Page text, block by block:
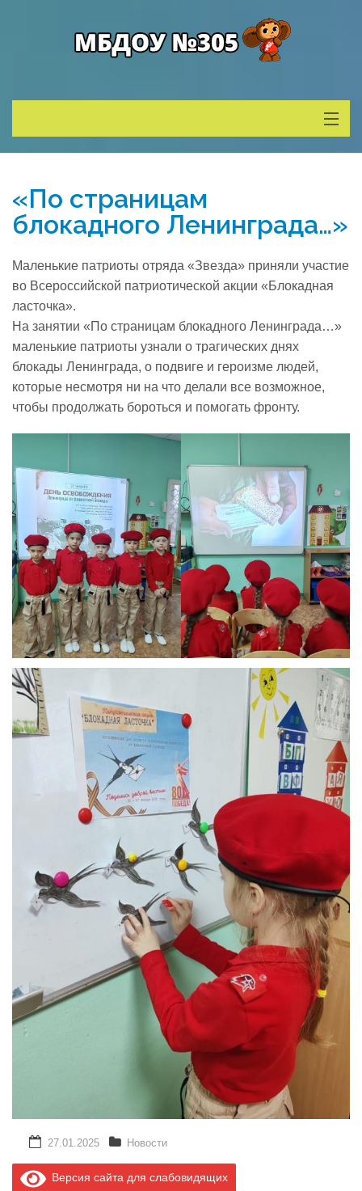
Деятельность
Учитель года
Противодействие коррупции
Реализация соц заказа
«По страницам
блокадного Ленинграда…»
Маленькие патриоты отряда «Звезда» приняли участие
во Всероссийской патриотической акции «Блокадная
ласточка».
На занятии «По страницам блокадного Ленинграда…»
маленькие патриоты узнали о трагических днях
блокады Ленинграда, о подвиге и героизме людей,
которые несмотря ни на что делали все возможное,
чтобы продолжать бороться и помогать фронту.
27.01.2025 Новости
Версия сайта для слабовидящих